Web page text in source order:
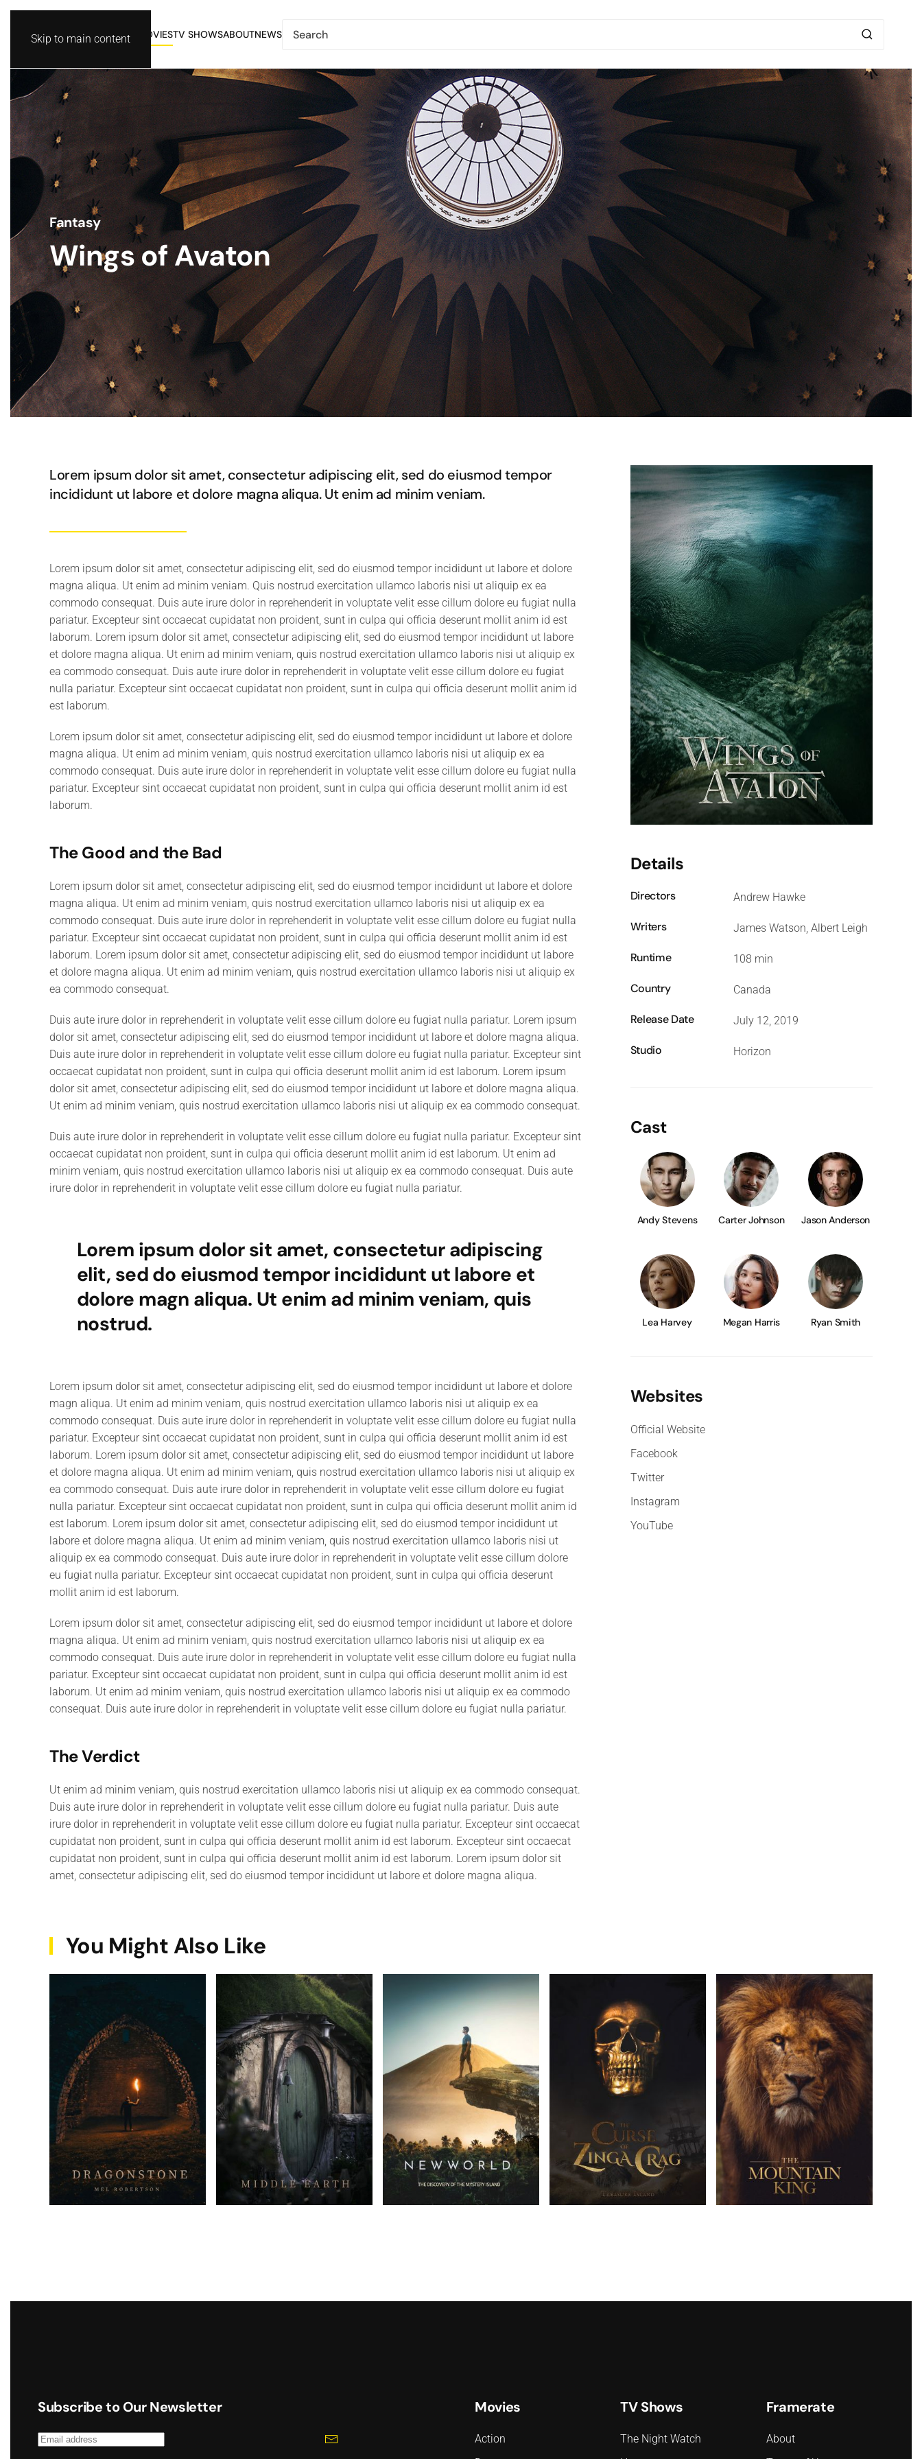
Skip to main content MOVIESTV SHOWSABOUTNEWS
Fantasy
Wings of Avaton
Lorem ipsum dolor sit amet, consectetur adipiscing elit, sed do eiusmod tempor
incididunt ut labore et dolore magna aliqua. Ut enim ad minim veniam.
Lorem ipsum dolor sit amet, consectetur adipiscing elit, sed do eiusmod tempor incididunt ut labore et dolore
magna aliqua. Ut enim ad minim veniam. Quis nostrud exercitation ullamco laboris nisi ut aliquip ex ea
commodo consequat. Duis aute irure dolor in reprehenderit in voluptate velit esse cillum dolore eu fugiat nulla
pariatur. Excepteur sint occaecat cupidatat non proident, sunt in culpa qui officia deserunt mollit anim id est
laborum. Lorem ipsum dolor sit amet, consectetur adipiscing elit, sed do eiusmod tempor incididunt ut labore
et dolore magna aliqua. Ut enim ad minim veniam, quis nostrud exercitation ullamco laboris nisi ut aliquip ex
ea commodo consequat. Duis aute irure dolor in reprehenderit in voluptate velit esse cillum dolore eu fugiat
nulla pariatur. Excepteur sint occaecat cupidatat non proident, sunt in culpa qui officia deserunt mollit anim id
est laborum.
Lorem ipsum dolor sit amet, consectetur adipiscing elit, sed do eiusmod tempor incididunt ut labore et dolore
magna aliqua. Ut enim ad minim veniam, quis nostrud exercitation ullamco laboris nisi ut aliquip ex ea
commodo consequat. Duis aute irure dolor in reprehenderit in voluptate velit esse cillum dolore eu fugiat nulla
pariatur. Excepteur sint occaecat cupidatat non proident, sunt in culpa qui officia deserunt mollit anim id est
laborum.
The Good and the Bad
Lorem ipsum dolor sit amet, consectetur adipiscing elit, sed do eiusmod tempor incididunt ut labore et dolore
magna aliqua. Ut enim ad minim veniam, quis nostrud exercitation ullamco laboris nisi ut aliquip ex ea
commodo consequat. Duis aute irure dolor in reprehenderit in voluptate velit esse cillum dolore eu fugiat nulla
pariatur. Excepteur sint occaecat cupidatat non proident, sunt in culpa qui officia deserunt mollit anim id est
laborum. Lorem ipsum dolor sit amet, consectetur adipiscing elit, sed do eiusmod tempor incididunt ut labore
et dolore magna aliqua. Ut enim ad minim veniam, quis nostrud exercitation ullamco laboris nisi ut aliquip ex
ea commodo consequat.
Duis aute irure dolor in reprehenderit in voluptate velit esse cillum dolore eu fugiat nulla pariatur. Lorem ipsum
dolor sit amet, consectetur adipiscing elit, sed do eiusmod tempor incididunt ut labore et dolore magna aliqua.
Duis aute irure dolor in reprehenderit in voluptate velit esse cillum dolore eu fugiat nulla pariatur. Excepteur sint
occaecat cupidatat non proident, sunt in culpa qui officia deserunt mollit anim id est laborum. Lorem ipsum
dolor sit amet, consectetur adipiscing elit, sed do eiusmod tempor incididunt ut labore et dolore magna aliqua.
Ut enim ad minim veniam, quis nostrud exercitation ullamco laboris nisi ut aliquip ex ea commodo consequat.
Duis aute irure dolor in reprehenderit in voluptate velit esse cillum dolore eu fugiat nulla pariatur. Excepteur sint
occaecat cupidatat non proident, sunt in culpa qui officia deserunt mollit anim id est laborum. Ut enim ad
minim veniam, quis nostrud exercitation ullamco laboris nisi ut aliquip ex ea commodo consequat. Duis aute
irure dolor in reprehenderit in voluptate velit esse cillum dolore eu fugiat nulla pariatur.
Lorem ipsum dolor sit amet, consectetur adipiscing
elit, sed do eiusmod tempor incididunt ut labore et
dolore magn aliqua. Ut enim ad minim veniam, quis
nostrud.
Lorem ipsum dolor sit amet, consectetur adipiscing elit, sed do eiusmod tempor incididunt ut labore et dolore
magn aliqua. Ut enim ad minim veniam, quis nostrud exercitation ullamco laboris nisi ut aliquip ex ea
commodo consequat. Duis aute irure dolor in reprehenderit in voluptate velit esse cillum dolore eu fugiat nulla
pariatur. Excepteur sint occaecat cupidatat non proident, sunt in culpa qui officia deserunt mollit anim id est
laborum. Lorem ipsum dolor sit amet, consectetur adipiscing elit, sed do eiusmod tempor incididunt ut labore
et dolore magna aliqua. Ut enim ad minim veniam, quis nostrud exercitation ullamco laboris nisi ut aliquip ex
ea commodo consequat. Duis aute irure dolor in reprehenderit in voluptate velit esse cillum dolore eu fugiat
nulla pariatur. Excepteur sint occaecat cupidatat non proident, sunt in culpa qui officia deserunt mollit anim id
est laborum. Lorem ipsum dolor sit amet, consectetur adipiscing elit, sed do eiusmod tempor incididunt ut
labore et dolore magna aliqua. Ut enim ad minim veniam, quis nostrud exercitation ullamco laboris nisi ut
aliquip ex ea commodo consequat. Duis aute irure dolor in reprehenderit in voluptate velit esse cillum dolore
eu fugiat nulla pariatur. Excepteur sint occaecat cupidatat non proident, sunt in culpa qui officia deserunt
mollit anim id est laborum.
Lorem ipsum dolor sit amet, consectetur adipiscing elit, sed do eiusmod tempor incididunt ut labore et dolore
magna aliqua. Ut enim ad minim veniam, quis nostrud exercitation ullamco laboris nisi ut aliquip ex ea
commodo consequat. Duis aute irure dolor in reprehenderit in voluptate velit esse cillum dolore eu fugiat nulla
pariatur. Excepteur sint occaecat cupidatat non proident, sunt in culpa qui officia deserunt mollit anim id est
laborum. Ut enim ad minim veniam, quis nostrud exercitation ullamco laboris nisi ut aliquip ex ea commodo
consequat. Duis aute irure dolor in reprehenderit in voluptate velit esse cillum dolore eu fugiat nulla pariatur.
The Verdict
Ut enim ad minim veniam, quis nostrud exercitation ullamco laboris nisi ut aliquip ex ea commodo consequat.
Duis aute irure dolor in reprehenderit in voluptate velit esse cillum dolore eu fugiat nulla pariatur. Duis aute
irure dolor in reprehenderit in voluptate velit esse cillum dolore eu fugiat nulla pariatur. Excepteur sint occaecat
cupidatat non proident, sunt in culpa qui officia deserunt mollit anim id est laborum. Excepteur sint occaecat
cupidatat non proident, sunt in culpa qui officia deserunt mollit anim id est laborum. Lorem ipsum dolor sit
amet, consectetur adipiscing elit, sed do eiusmod tempor incididunt ut labore et dolore magna aliqua.
Details
Directors Andrew Hawke
Writers James Watson, Albert Leigh
Runtime 108 min
Country Canada
Release Date July 12, 2019
Studio Horizon
Cast
Andy Stevens Carter Johnson Jason Anderson
Lea Harvey Megan Harris Ryan Smith
Websites
Official Website
Facebook
Twitter
Instagram
YouTube
You Might Also Like
Subscribe to Our Newsletter Movies
Action
TV Shows
The Night Watch
Framerate
About